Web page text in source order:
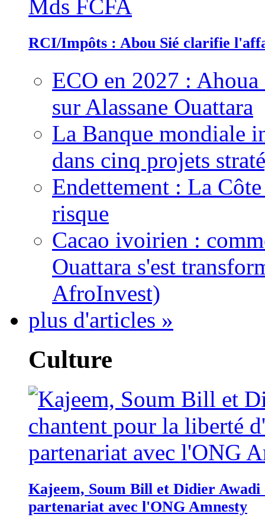
RCI/Impôts : Abou Sié clarifie
ECO en 2027 :
sur Alassane Ouattara
La Banque mondiale
dans cinq projets
Endettement : La
risque
Cacao ivoirien :
Ouattara s'est
AfroInvest)
plus d'articles »
Culture
Kajeem, Soum Bill et Didier
partenariat avec l'ONG Amnesty